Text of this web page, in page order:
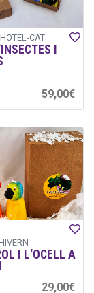
CAT
I
59,00€
I L'OCELL A
29,00€